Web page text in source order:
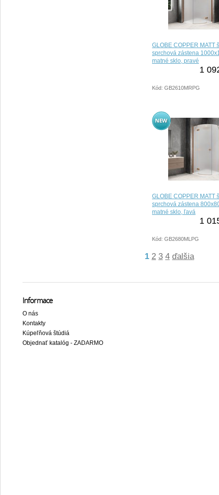
GLOBE COPPER MATT
sprchová zástena
matné sklo, pravé
1
Kód: GB2610MRPG
GLOBE COPPER MATT
sprchová zástena
matné sklo, ľavá
1
Kód: GB2680MLPG
1 2 3 4 ďalšia
Informace
O nás
Kontakty
Kúpeľňová štúdiá
Objednať katalóg - ZADARMO